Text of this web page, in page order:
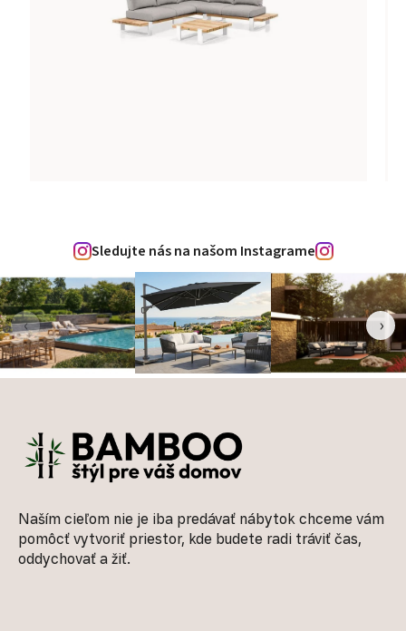
Sledujte nás na našom Instagrame
‹ ›
Naším cieľom nie je iba predávať nábytok chceme vám
pomôcť vytvoriť priestor, kde budete radi tráviť čas,
oddychovať a žiť.